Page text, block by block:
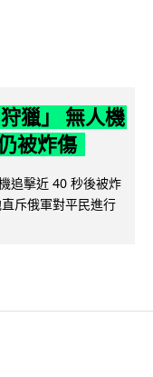
獵」 無人機
被炸傷
追擊近 40 秒後被炸
斥俄軍對平民進行